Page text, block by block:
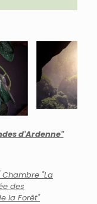
d'Ardenne"
"La
des
la Forêt"